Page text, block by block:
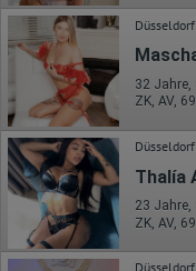
Düsseldorf
ZK, AV,
Düsseldorf
Thalía
ZK, AV,
Düsseldorf